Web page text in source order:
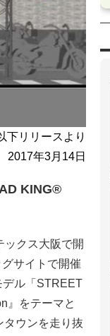
下リリースより
2017年3月14日
KING®
ックス大阪で開
サイトで開催
デル「STREET
』をテーマと
ウンを走り抜